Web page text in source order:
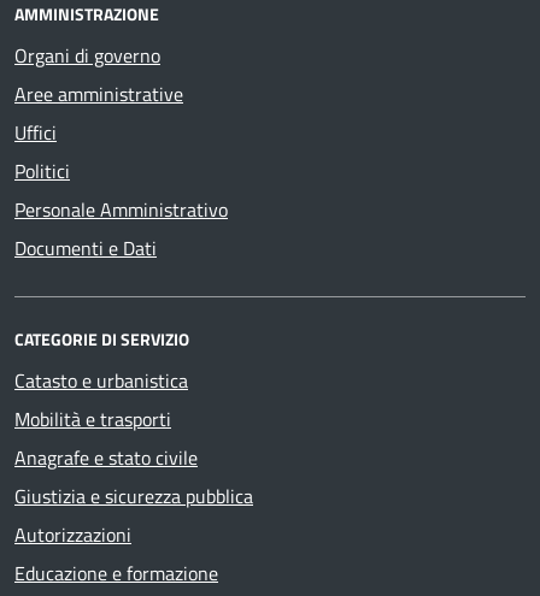
AMMINISTRAZIONE
Organi di governo
Aree amministrative
Uffici
Politici
Personale Amministrativo
Documenti e Dati
CATEGORIE DI SERVIZIO
Catasto e urbanistica
Mobilità e trasporti
Anagrafe e stato civile
Giustizia e sicurezza pubblica
Autorizzazioni
Educazione e formazione